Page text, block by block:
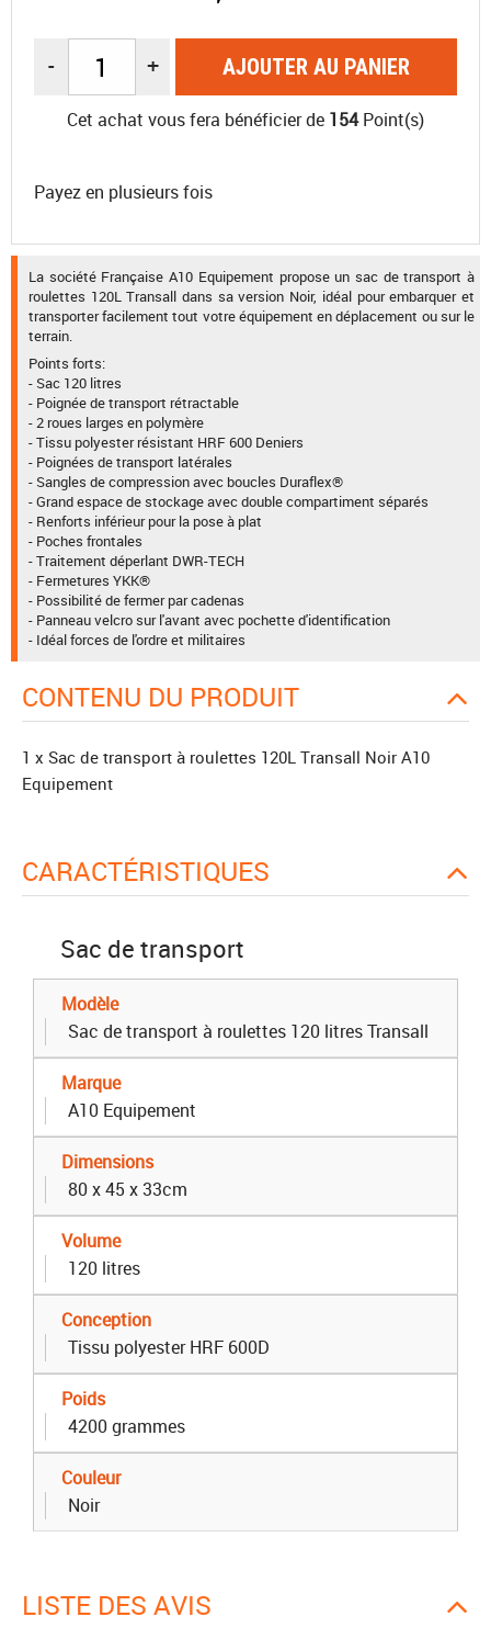
- + AJOUTER AU PANIER
Cet achat vous fera bénéficier de 154Point(s)
Payez en plusieurs fois
La société Française A10 Equipement propose un sac de transport à
roulettes 120L Transall dans sa version Noir, idéal pour embarquer et
transporter facilement tout votre équipement en déplacement ou sur le
terrain.
Points forts:
- Sac 120 litres
- Poignée de transport rétractable
- 2 roues larges en polymère
- Tissu polyester résistant HRF 600 Deniers
- Poignées de transport latérales
- Sangles de compression avec boucles Duraflex®
- Grand espace de stockage avec double compartiment séparés
- Renforts inférieur pour la pose à plat
- Poches frontales
- Traitement déperlant DWR-TECH
- Fermetures YKK®
- Possibilité de fermer par cadenas
- Panneau velcro sur l'avant avec pochette d'identification
- Idéal forces de l'ordre et militaires
CONTENU DU PRODUIT
1 x Sac de transport à roulettes 120L Transall Noir A10
Equipement
CARACTÉRISTIQUES
Sac de transport
Modèle
Sac de transport à roulettes 120 litres Transall
Marque
A10 Equipement
Dimensions
80 x 45 x 33cm
Volume
120 litres
Conception
Tissu polyester HRF 600D
Poids
4200 grammes
Couleur
Noir
LISTE DES AVIS